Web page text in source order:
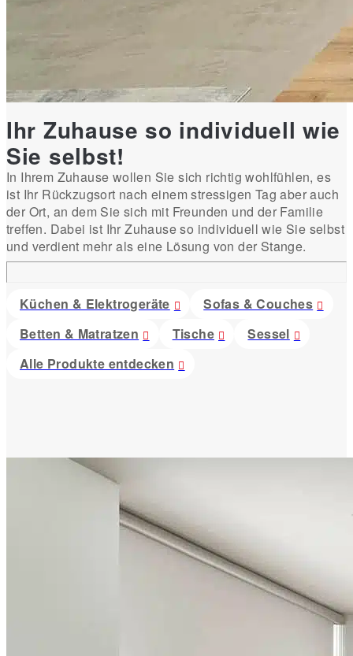
Ihr Zuhause so individuell wie
Sie selbst!
In Ihrem Zuhause wollen Sie sich richtig wohlfühlen, es
ist Ihr Rückzugsort nach einem stressigen Tag aber auch
der Ort, an dem Sie sich mit Freunden und der Familie
treffen. Dabei ist Ihr Zuhause so individuell wie Sie selbst
und verdient mehr als eine Lösung von der Stange.
Küchen & Elektrogeräte
Sofas & Couches
Betten & Matratzen
Tische
Sessel
Alle Produkte entdecken